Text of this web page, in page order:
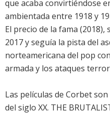
que acaba convirtiéndose
ambientada entre 1918 y
El precio de la fama
2017 y seguía la pista del
norteamericana del pop
armada y los ataques
Las películas de Corbet
del siglo XX. THE